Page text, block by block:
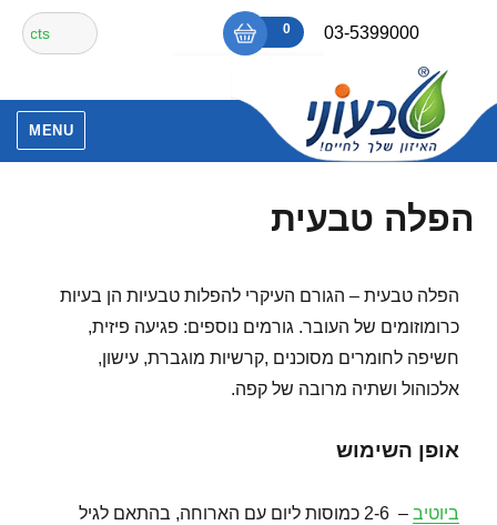
content
03-5399000
₪0
0
אין מוצרים בסל הקניות.
חיפוש
עבור:
MENU
הפלה טבעית
הפלה טבעית – הגורם העיקרי להפלות טבעיות הן בעיות
כרומוזומים של העובר. גורמים נוספים: פגיעה פיזית,
חשיפה לחומרים מסוכנים ,קרשיות מוגברת, עישון,
אלכוהול ושתיה מרובה של קפה.
אופן השימוש
ביוטיב
– 2-6 כמוסות ליום עם הארוחה, בהתאם לגיל